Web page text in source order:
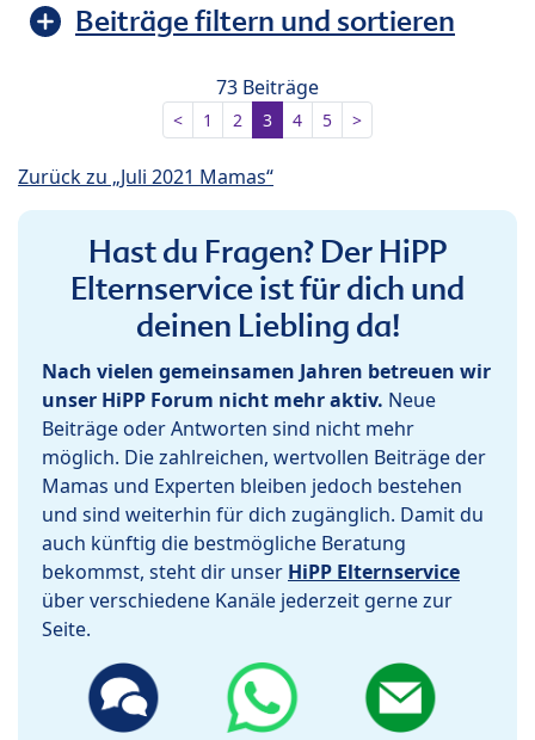
Beiträge filtern und sortieren
73 Beiträge
< 1 2 3 4 5 >
Zurück zu „Juli 2021 Mamas“
Hast du Fragen? Der HiPP
Elternservice ist für dich und
deinen Liebling da!
Nach vielen gemeinsamen Jahren betreuen wir
unser HiPP Forum nicht mehr aktiv. Neue
Beiträge oder Antworten sind nicht mehr
möglich. Die zahlreichen, wertvollen Beiträge der
Mamas und Experten bleiben jedoch bestehen
und sind weiterhin für dich zugänglich. Damit du
auch künftig die bestmögliche Beratung
bekommst, steht dir unser HiPP Elternservice
über verschiedene Kanäle jederzeit gerne zur
Seite.